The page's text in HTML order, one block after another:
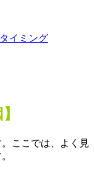
イミング
ここでは、よく見